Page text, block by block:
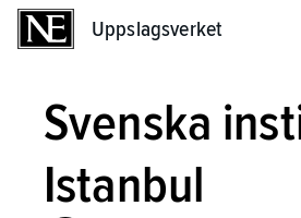
Uppslagsverket
Svenska
Istanbul